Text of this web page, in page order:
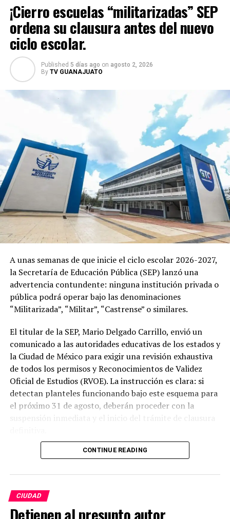
¡Cierro escuelas “militarizadas” SEP
ordena su clausura antes del nuevo
ciclo escolar.
Published 5 días ago on agosto 2, 2026
By TV GUANAJUATO
A unas semanas de que inicie el ciclo escolar 2026-2027,
la Secretaría de Educación Pública (SEP) lanzó una
advertencia contundente: ninguna institución privada o
pública podrá operar bajo las denominaciones
“Militarizada”, “Militar”, “Castrense” o similares.
El titular de la SEP, Mario Delgado Carrillo, envió un
comunicado a las autoridades educativas de los estados y
la Ciudad de México para exigir una revisión exhaustiva
de todos los permisos y Reconocimientos de Validez
Oficial de Estudios (RVOE). La instrucción es clara: si
detectan planteles funcionando bajo este esquema para
el próximo 31 de agosto, deberán proceder con la
suspensión inmediata y el inicio del trámite de clausura
Para proteger a la comunidad estudiantil de los
ordenaron la entrega inmediata de toda la
documentación escolar (como certificados e historiales)
para que puedan incorporarse a otra escuela sin perder
el año. Además, las instituciones obligadas a cerrar
CONTINUE READING
CIUDAD
Detienen al presunto autor